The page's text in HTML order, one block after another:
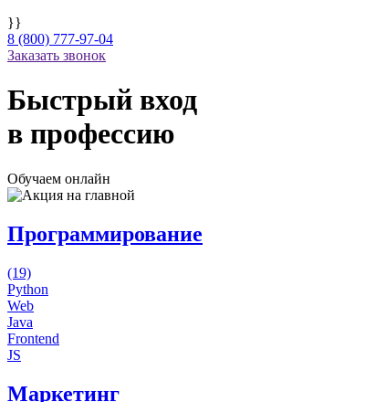
}}
8 (800) 777-97-04
Заказать звонок
Быстрый вход
в профессию
Обучаем онлайн
Программирование
(19)
Python
Web
Java
Frontend
JS
Маркетинг